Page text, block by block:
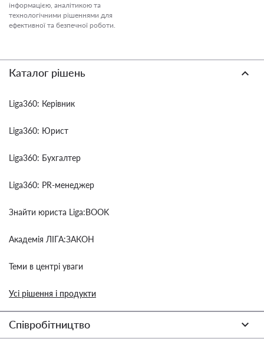
інформацією, аналітикою та
технологічними рішеннями для
ефективної та безпечної роботи.
Каталог рішень
Liga360: Керівник
Liga360: Юрист
Liga360: Бухгалтер
Liga360: PR-менеджер
Знайти юриста Liga:BOOK
Академія ЛІГА:ЗАКОН
Теми в центрі уваги
Усі рішення і продукти
Співробітництво